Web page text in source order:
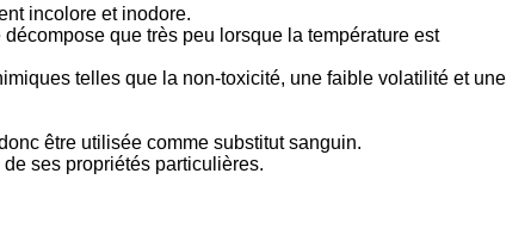
incolore et inodore.
que très peu lorsque la température est
telles que la non-toxicité, une faible volatilité et une
être utilisée comme substitut sanguin.
ses propriétés particulières.